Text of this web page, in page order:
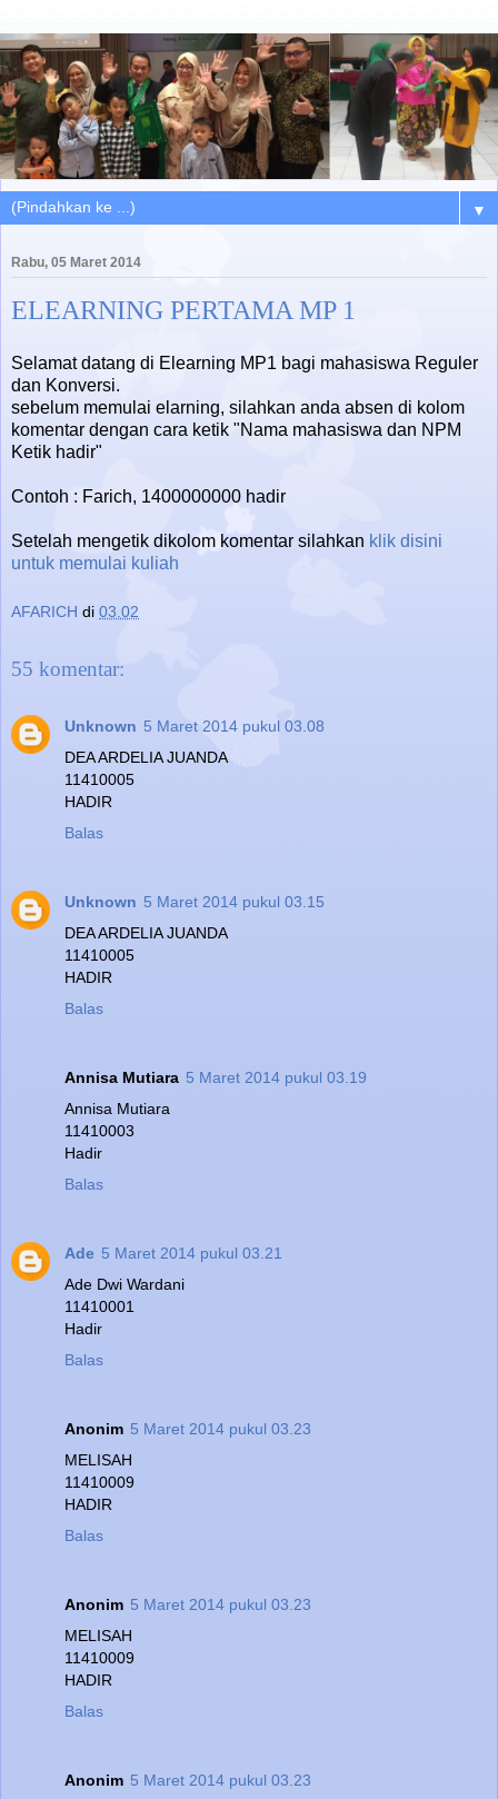
▼
Rabu, 05 Maret 2014
ELEARNING PERTAMA MP 1
Selamat datang di Elearning MP1 bagi mahasiswa Reguler
dan Konversi.
sebelum memulai elarning, silahkan anda absen di kolom
komentar dengan cara ketik "Nama mahasiswa dan NPM
Ketik hadir"
Contoh : Farich, 1400000000 hadir
Setelah mengetik dikolom komentar silahkan klik disini
untuk memulai kuliah
AFARICH di 03.02
55 komentar:
Unknown 5 Maret 2014 pukul 03.08
DEA ARDELIA JUANDA
11410005
HADIR
Balas
Unknown 5 Maret 2014 pukul 03.15
DEA ARDELIA JUANDA
11410005
HADIR
Balas
Annisa Mutiara 5 Maret 2014 pukul 03.19
Annisa Mutiara
11410003
Hadir
Balas
Ade 5 Maret 2014 pukul 03.21
Ade Dwi Wardani
11410001
Hadir
Balas
Anonim 5 Maret 2014 pukul 03.23
MELISAH
11410009
HADIR
Balas
Anonim 5 Maret 2014 pukul 03.23
MELISAH
11410009
HADIR
Balas
Anonim 5 Maret 2014 pukul 03.23